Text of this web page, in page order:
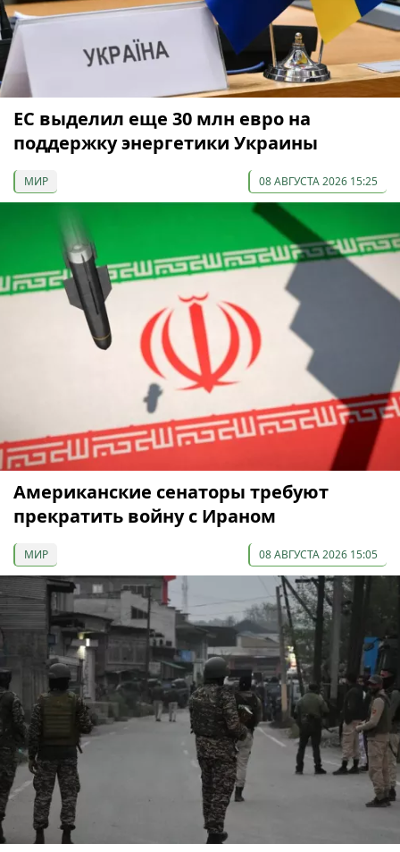
ЕС выделил еще 30 млн евро на
поддержку энергетики Украины
МИР 08 АВГУСТА 2026 15:25
Американские сенаторы требуют
прекратить войну с Ираном
МИР 08 АВГУСТА 2026 15:05